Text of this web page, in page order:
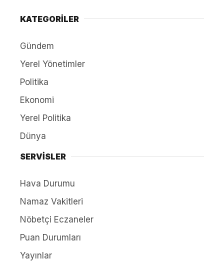
KATEGORİLER
Gündem
Yerel Yönetimler
Politika
Ekonomi
Yerel Politika
Dünya
SERVİSLER
Hava Durumu
Namaz Vakitleri
Nöbetçi Eczaneler
Puan Durumları
Yayınlar